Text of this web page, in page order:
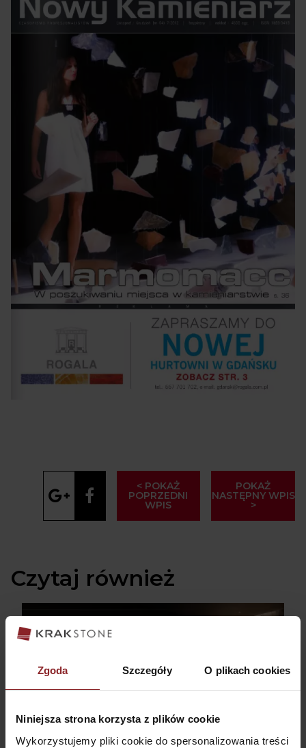
Zgoda Szczegóły O plikach cookies
Niniejsza strona korzysta z plików cookie
Wykorzystujemy pliki cookie do spersonalizowania treści
< POKAŻ
POPRZEDNI
WPIS
POKAŻ
NASTĘPNY WPIS
>
Czytaj również